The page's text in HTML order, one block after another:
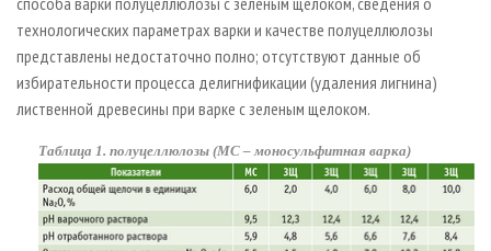
технологических параметрах варки и качестве полуцеллюлозы
представлены недостаточно полно; отсутствуют данные об
избирательности процесса делигнификации (удаления лигнина)
лиственной древесины при варке с зеленым щелоком.
Таблица 1. полуцеллюлозы (МС – моносульфитная варка)